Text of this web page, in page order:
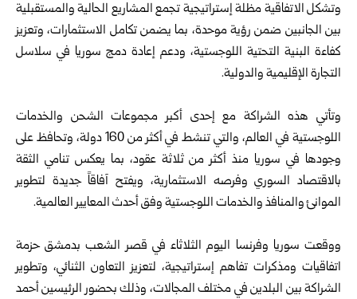
وتشكل الاتفاقية مظلة إستراتيجية تجمع المشاريع الحالية والمستقبلية
بين ‏الجانبين ضمن رؤية موحدة، بما يضمن تكامل الاستثمارات، وتعزيز
كفاءة ‏البنية التحتية اللوجستية، ودعم إعادة دمج سوريا في سلاسل
التجارة ‏الإقليمية والدولية.‏
وتأتي هذه الشراكة مع إحدى أكبر مجموعات الشحن والخدمات
اللوجستية ‏في العالم، والتي تنشط في أكثر من 160 دولة، وتحافظ على
وجودها في ‏سوريا منذ أكثر من ثلاثة عقود، بما يعكس تنامي الثقة
بالاقتصاد السوري ‏وفرصه الاستثمارية، ويفتح آفاقاً جديدة لتطوير
الموانئ والمنافذ والخدمات ‏اللوجستية وفق أحدث المعايير العالمية.‏
ووقعت سوريا وفرنسا اليوم الثلاثاء في قصر الشعب بدمشق حزمة
اتفاقيات ‏ومذكرات تفاهم إستراتيجية، لتعزيز التعاون الثنائي، وتطوير
الشراكة بين ‏البلدين في مختلف المجالات، وذلك بحضور الرئيسين أحمد